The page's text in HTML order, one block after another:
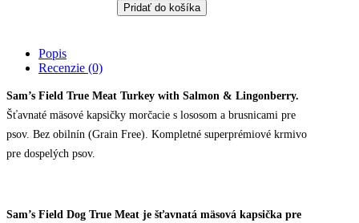
pre
brusnice
-
260
Pridať do košíka
Popis
Recenzie (0)
Sam’s Field True Meat Turkey with Salmon & Lingonberry.
Šťavnaté mäsové kapsičky morčacie s lososom a brusnicami pre
psov. Bez obilnín (Grain Free). Kompletné superprémiové krmivo
pre dospelých psov.
Sam’s Field Dog True Meat je šťavnatá mäsová kapsička pre